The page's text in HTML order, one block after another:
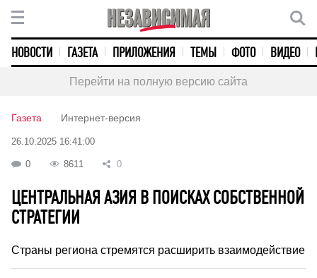
НОВОСТИ ГАЗЕТА ПРИЛОЖЕНИЯ ТЕМЫ ФОТО ВИДЕО
Перейти на полную версию сайта
Газета Интернет-версия
26.10.2025 16:41:00
0 8611 0
ЦЕНТРАЛЬНАЯ АЗИЯ В ПОИСКАХ СОБСТВЕННОЙ
СТРАТЕГИИ
Страны региона стремятся расширить взаимодействие